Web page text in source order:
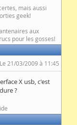
mais aussi
geek!
aux
pour les gosses!
Le 21/03/2009 à 11:45
X usb, c'est
?